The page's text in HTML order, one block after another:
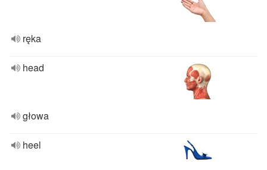
ręka
head
głowa
heel